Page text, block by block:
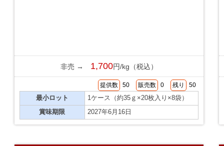
非売 → 1,700円/kg（税込）
提供数 50 販売数 0 残り 50
最小ロット
1ケース（約35ｇ×20枚入り×8袋）
賞味期限
2027年6月16日